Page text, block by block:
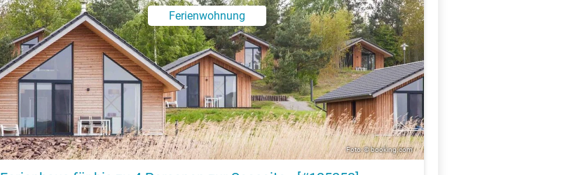
Ferienwohnung
Foto: © booking.com